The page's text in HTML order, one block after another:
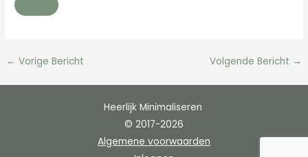
← Vorige Bericht Volgende Bericht →
Heerlijk Minimaliseren
© 2017-2026
Algemene voorwaarden